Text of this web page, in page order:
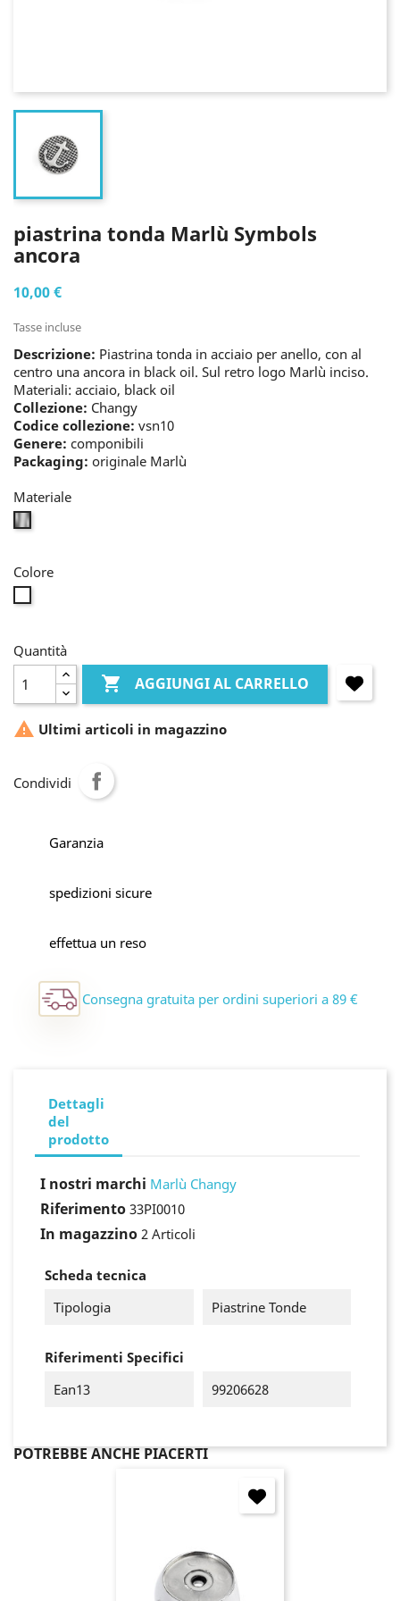
piastrina tonda Marlù Symbols
ancora
10,00 €
Tasse incluse
Descrizione: Piastrina tonda in acciaio per anello, con al
centro una ancora in black oil. Sul retro logo Marlù inciso.
Materiali: acciaio, black oil
Collezione: Changy
Codice collezione: vsn10
Genere: componibili
Packaging: originale Marlù
Materiale
bianco
Colore
Quantità
 AGGIUNGI AL CARRELLO
 Ultimi articoli in magazzino
Condividi
Garanzia
spedizioni sicure
effettua un reso
Consegna gratuita per ordini superiori a 89 €
Dettagli
del
prodotto
I nostri marchi Marlù Changy
Riferimento 33PI0010
In magazzino 2 Articoli
Scheda tecnica
Tipologia
Piastrine Tonde
Riferimenti Specifici
Ean13
99206628
POTREBBE ANCHE PIACERTI